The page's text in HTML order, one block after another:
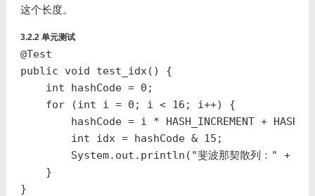
这个长度。
3.2.2 单元测试
@Test
public
void test_idx()
{
int
hashCode = 0 ;
for
(int i = 0 ; i < 16 ; i++)
{
hashCode = i * HASH_INCREMENT +
int
idx = hashCode & 15 ;
System. out . println ( "斐波那契散列：" +
}
}